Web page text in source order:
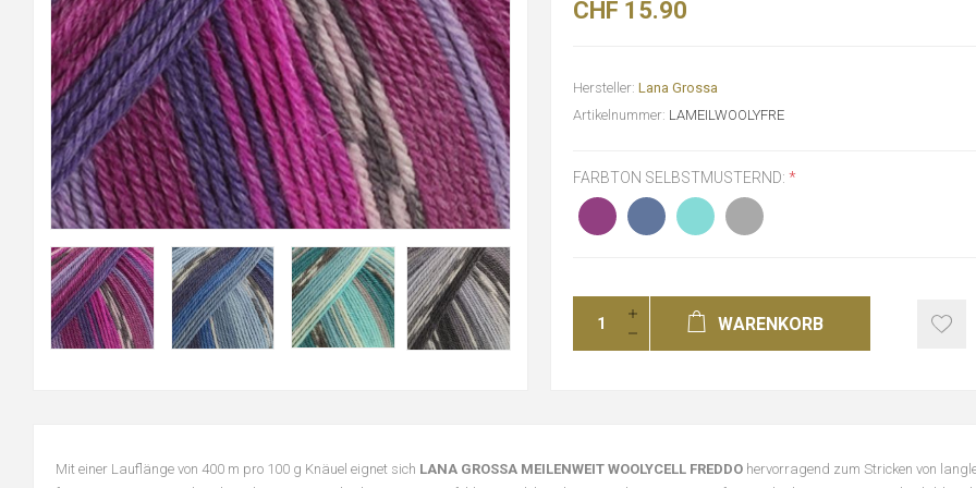
CHF 15.90
Hersteller: Lana Grossa
Artikelnummer: LAMEILWOOLYFRE
FARBTON SELBSTMUSTERND: *
WARENKORB
Mit einer Lauflänge von 400 m pro 100 g Knäuel eignet sich LANA GROSSA MEILENWEIT WOOLYCELL FREDDO hervorragend zum Stricken von